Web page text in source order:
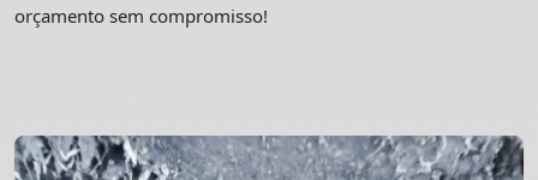
orçamento sem compromisso!